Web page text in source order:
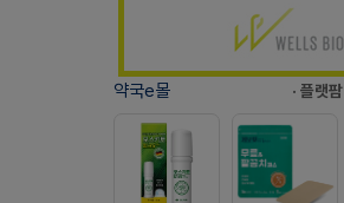
약국e몰 · 플랫팜